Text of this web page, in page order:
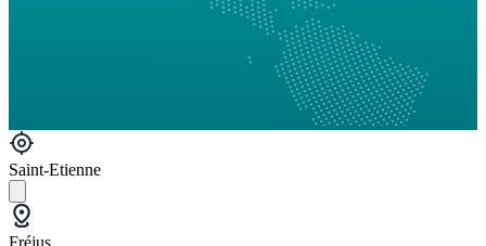
Saint-Etienne
Fréjus